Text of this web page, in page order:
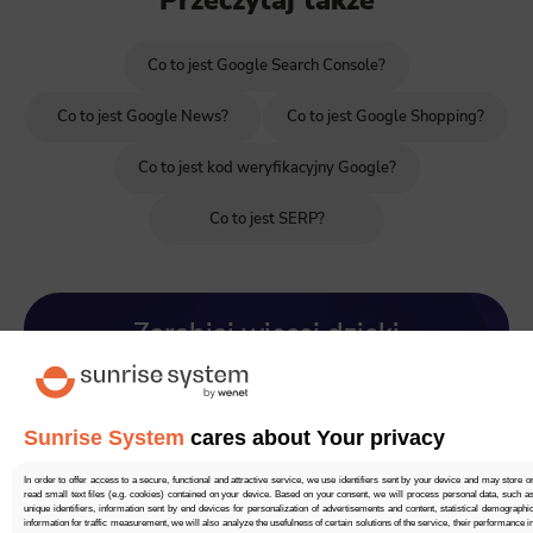
Sunrise System cares about Your privacy
In order to offer access to a secure, functional and attractive service, we use identifiers sent by your device and may store or
read small text files (e.g. cookies) contained on your device. Based on your consent, we will process personal data, such as
unique identifiers, information sent by end devices for personalization of advertisements and content, statistical demographic
information for traffic measurement, we will also analyze the usefulness of certain solutions of the service, their performance in
Co to jest Google Search Console?
Co to jest Google News? Co to jest Google Shopping?
Co to jest kod weryfikacyjny Google?
Co to jest SERP?
Zarabiaj więcej dzięki
marketingowi internetowemu.
Porozmawiajmy!